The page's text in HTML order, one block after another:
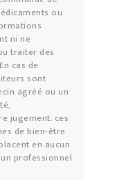
ou
ni ne
traiter des
cas de
sont
agréé ou un
jugement. ces
de bien-être
en aucun
professionnel